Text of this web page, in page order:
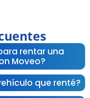
rentar una
Moveo?
que renté?